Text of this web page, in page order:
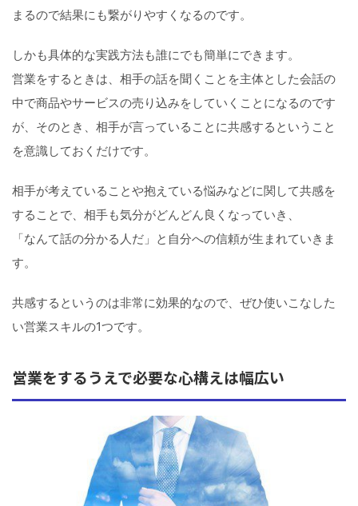
まるので結果にも繋がりやすくなるのです。
しかも具体的な実践方法も誰にでも簡単にできます。
営業をするときは、相手の話を聞くことを主体とした会話の
中で商品やサービスの売り込みをしていくことになるのです
が、そのとき、相手が言っていることに共感するということ
を意識しておくだけです。
相手が考えていることや抱えている悩みなどに関して共感を
することで、相手も気分がどんどん良くなっていき、
「なんて話の分かる人だ」と自分への信頼が生まれていきま
す。
共感するというのは非常に効果的なので、ぜひ使いこなした
い営業スキルの1つです。
営業をするうえで必要な心構えは幅広い